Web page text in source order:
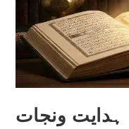
ونجات